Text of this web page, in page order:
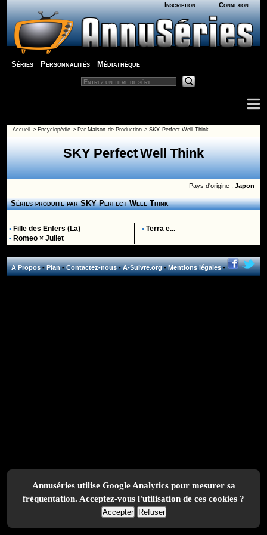
Inscription Connexion
Séries Personnalités Médiathèque
Accueil > Encyclopédie > Par Maison de Production >SKY Perfect Well Think
SKY Perfect Well Think
Pays d'origine : Japon
Séries produite parSKY Perfect Well Think
• Fille des Enfers (La)
• Romeo × Juliet
• Terra e...
A Propos-Plan-Contactez-nous-A-Suivre.org-Mentions légales-
Annuséries utilise Google Analytics pour mesurer sa
fréquentation. Acceptez-vous l'utilisation de ces cookies ?
Accepter Refuser